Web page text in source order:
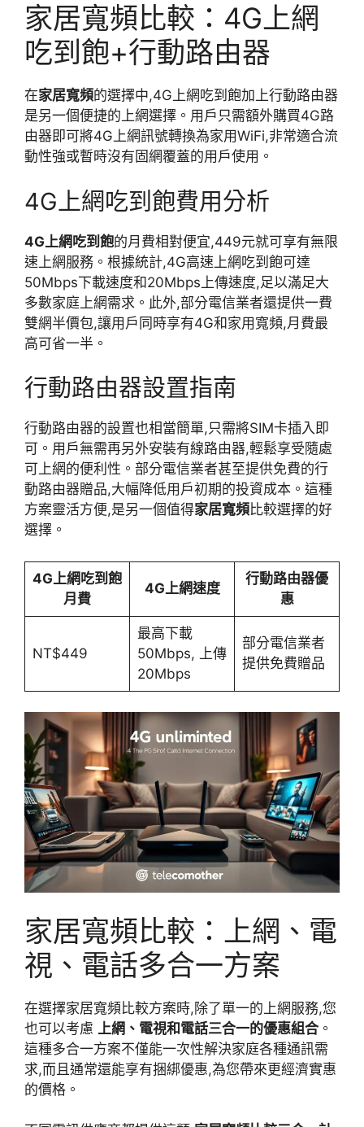
家居寬頻比較：4G上網
吃到飽+行動路由器
在家居寬頻的選擇中,4G上網吃到飽加上行動路由器
是另一個便捷的上網選擇。用戶只需額外購買4G路
由器即可將4G上網訊號轉換為家用WiFi,非常適合流
動性強或暫時沒有固網覆蓋的用戶使用。
4G上網吃到飽費用分析
4G上網吃到飽的月費相對便宜,449元就可享有無限
速上網服務。根據統計,4G高速上網吃到飽可達
50Mbps下載速度和20Mbps上傳速度,足以滿足大
多數家庭上網需求。此外,部分電信業者還提供一費
雙網半價包,讓用戶同時享有4G和家用寬頻,月費最
高可省一半。
行動路由器設置指南
行動路由器的設置也相當簡單,只需將SIM卡插入即
可。用戶無需再另外安裝有線路由器,輕鬆享受隨處
可上網的便利性。部分電信業者甚至提供免費的行
動路由器贈品,大幅降低用戶初期的投資成本。這種
方案靈活方便,是另一個值得家居寬頻比較選擇的好
選擇。
4G上網吃到飽
月費
4G上網速度
行動路由器優
惠
NT$449
最高下載
50Mbps, 上傳
20Mbps
部分電信業者
提供免費贈品
家居寬頻比較：上網、電
視、電話多合一方案
在選擇家居寬頻比較方案時,除了單一的上網服務,您
也可以考慮
上網、電視和電話三合一的優惠組合 。
這種多合一方案不僅能一次性解決家庭各種通訊需
求,而且通常還能享有捆綁優惠,為您帶來更經濟實惠
的價格。